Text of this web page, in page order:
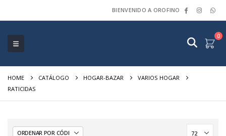
BIENVENIDO A OROFINO
0
HOME CATÁLOGO HOGAR-BAZAR
VARIOS HOGAR
RATICIDAS